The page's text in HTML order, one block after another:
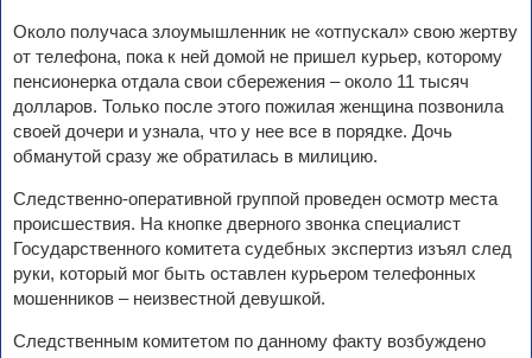
Около получаса злоумышленник не «отпускал» свою жертву
от телефона, пока к ней домой не пришел курьер, которому
пенсионерка отдала свои сбережения – около 11 тысяч
долларов. Только после этого пожилая женщина позвонила
своей дочери и узнала, что у нее все в порядке. Дочь
обманутой сразу же обратилась в милицию.
Следственно-оперативной группой проведен осмотр места
происшествия. На кнопке дверного звонка специалист
Государственного комитета судебных экспертиз изъял след
руки, который мог быть оставлен курьером телефонных
мошенников – неизвестной девушкой.
Следственным комитетом по данному факту возбуждено